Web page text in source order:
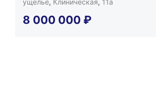
ущелье, Клиническая, 11а
8 000 000 ₽